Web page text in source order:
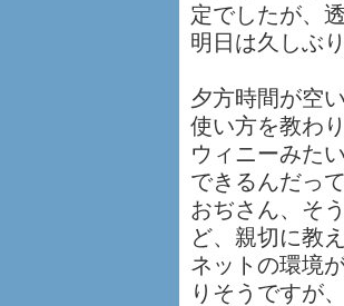
定でしたが、
明日は久しぶ
夕方時間が空
使い方を教わ
ウィニーみた
できるんだっ
おぢさん、そ
ど、親切に教
ネットの環境
りそうですが